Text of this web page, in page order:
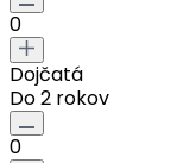
0
Dojčatá
Do 2 rokov
0